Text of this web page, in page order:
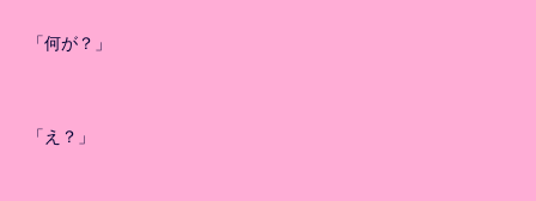
「何が？」
「え？」